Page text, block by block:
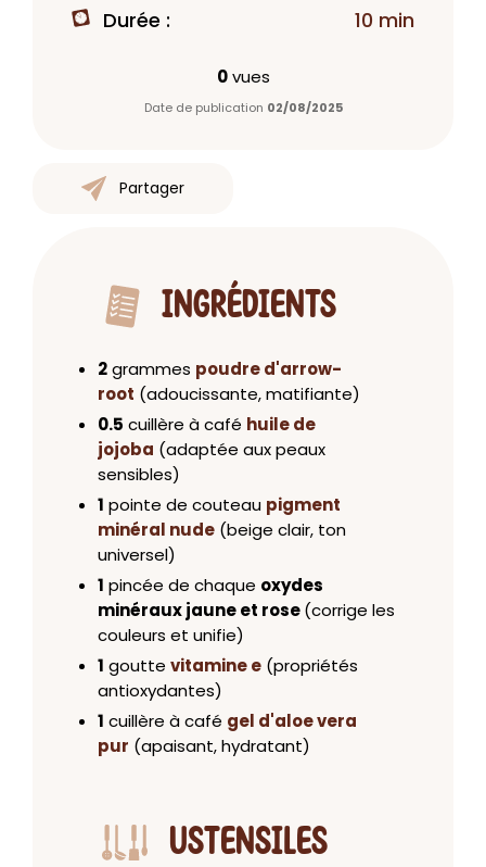
Durée : 10 min
0vues
Date de publication 02/08/2025
Partager
INGRÉDIENTS
2grammes poudre d'arrow-
root (adoucissante, matifiante)
0.5 cuillère à café huile de
jojoba (adaptée aux peaux
sensibles)
1 pointe de couteau pigment
minéral nude (beige clair, ton
universel)
1 pincée de chaque oxydes
minéraux jaune et rose(corrige les
couleurs et unifie)
1 goutte vitamine e (propriétés
antioxydantes)
1 cuillère à café gel d'aloe vera
pur (apaisant, hydratant)
USTENSILES